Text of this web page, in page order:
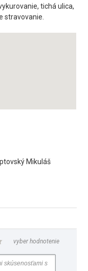
tichá ulica,
stravovanie.
Mikuláš
vyber hodnotenie